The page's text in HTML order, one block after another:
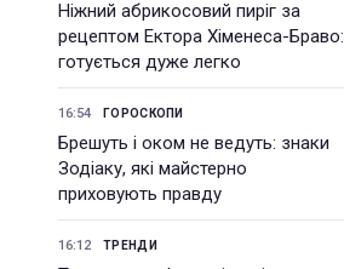
Ніжний абрикосовий пиріг за
рецептом Ектора Хіменеса-Браво:
готується дуже легко
16:54 ГОРОСКОПИ
Брешуть і оком не ведуть: знаки
Зодіаку, які майстерно
приховують правду
16:12 ТРЕНДИ